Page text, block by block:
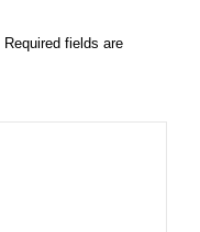
Required fields are